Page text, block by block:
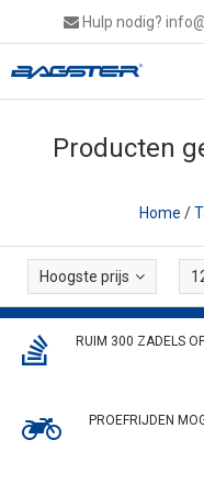
Hulp nodig?
Producten
Home /
Hoogste prijs
RUIM 300 ZADELS
PROEFRIJDEN